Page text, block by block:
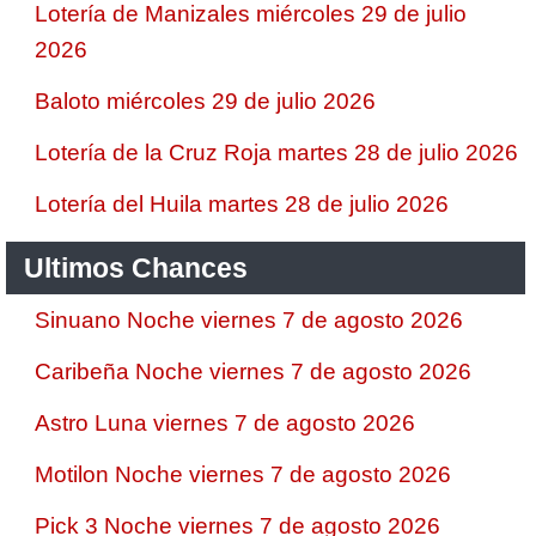
Lotería de Manizales miércoles 29 de julio
2026
Baloto miércoles 29 de julio 2026
Lotería de la Cruz Roja martes 28 de julio 2026
Lotería del Huila martes 28 de julio 2026
Ultimos Chances
Sinuano Noche viernes 7 de agosto 2026
Caribeña Noche viernes 7 de agosto 2026
Astro Luna viernes 7 de agosto 2026
Motilon Noche viernes 7 de agosto 2026
Pick 3 Noche viernes 7 de agosto 2026